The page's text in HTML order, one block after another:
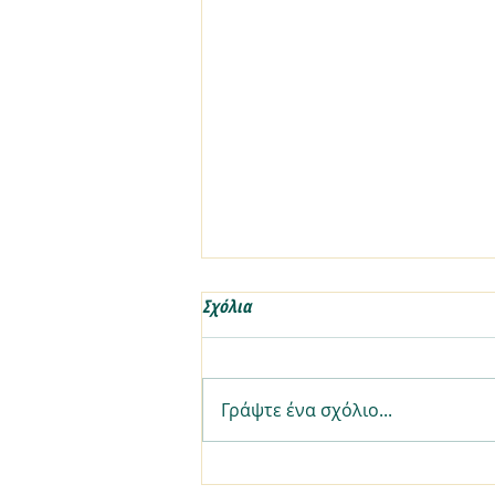
4 φράσεις που μπορείς να πεις
Σχόλια
Γράψτε ένα σχόλιο...